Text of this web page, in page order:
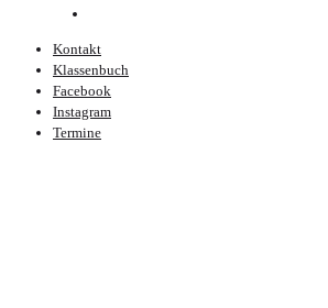
Kontakt
Klassenbuch
Facebook
Instagram
Termine